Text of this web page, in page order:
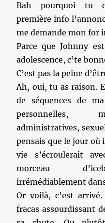
Bah pourquoi tu
première info
me demande mon for
Parce que Johnny
adolescence, c’te
C’est pas la peine
Ah, oui, tu as raison.
de séquences de
personnelles,
administratives,
pensais que le jour
vie s’écroulerait
morceau
irrémédiablement
Or voilà, c’est
fracas assourdissant